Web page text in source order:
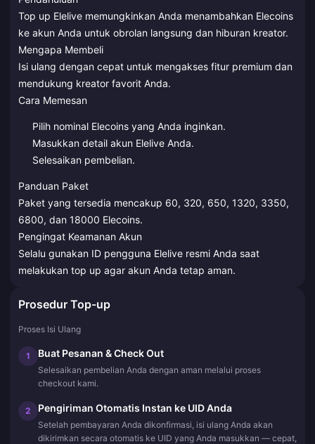
Top up Elelive memungkinkan Anda menambahkan Elecoins
ke akun Anda untuk obrolan langsung dan hiburan kreator.
Mengapa Membeli
Isi ulang dengan cepat untuk mengakses fitur premium dan
mendukung kreator favorit Anda.
Cara Memesan
Pilih nominal Elecoins yang Anda inginkan.
Masukkan detail akun Elelive Anda.
Selesaikan pembelian.
Panduan Paket
Paket yang tersedia mencakup 60, 320, 650, 1320, 3350,
6800, dan 18000 Elecoins.
Pengingat Keamanan Akun
Selalu gunakan ID pengguna Elelive resmi Anda saat
melakukan top up agar akun Anda tetap aman.
Prosedur Top-up
Proses Isi Ulang
1 Buat Pesanan & Check Out
Selesaikan pembelian Anda dengan aman melalui proses
checkout kami.
2 Pengiriman Otomatis Instan ke UID Anda
Setelah pembayaran Anda dikonfirmasi, isi ulang Anda akan
dikirimkan secara otomatis ke UID yang Anda masukkan — cepat,